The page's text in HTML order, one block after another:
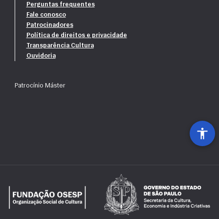
Perguntas frequentes
Fale conosco
Patrocinadores
Política de direitos e privacidade
Transparência Cultura
Ouvidoria
Patrocínio Máster